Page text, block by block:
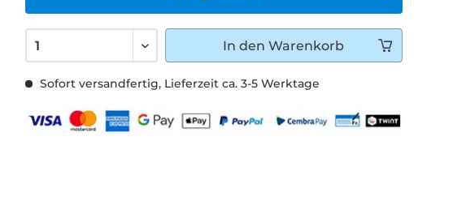
Sofort versandfertig, Lieferzeit ca. 3-5 Werktage
In den Warenkorb